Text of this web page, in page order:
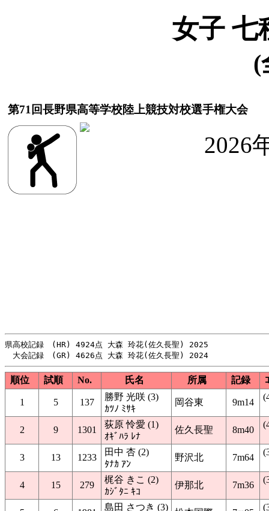
女子 七
(
第71回長野県高等学校陸上競技対校選手権大会
2026
県高校記録　(HR) 4924点 大森 玲花(佐久長聖) 2025
順位 試順 No. 氏名 所属 記録
1 5 137
勝野 光咲 (3)
ｶﾂﾉ ﾐｻｷ
岡谷東 9m14
2 9 1301
荻原 怜愛 (1)
ｵｷﾞﾊﾗ ﾚﾅ
佐久長聖 8m40
3 13 1233
田中 杏 (2)
ﾀﾅｶ ｱﾝ
野沢北 7m64
4 15 279
梶谷 きこ (2)
ｶｼﾞﾀﾆ ｷｺ
伊那北 7m36
島田 さつき (3)